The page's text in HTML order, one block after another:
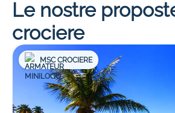
Le nostre
crociere
MSC CROCIERE